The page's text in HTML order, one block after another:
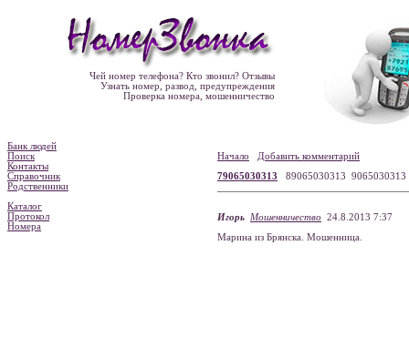
Чей номер телефона? Кто звонил? Отзывы
Узнать номер, развод, предупреждения
Проверка номера, мошенничество
Банк людей
Поиск
Контакты
Справочник
Родственники
Каталог
Протокол
Номера
Начало
Добавить комментарий
79065030313 89065030313
Игорь Мошенничество 24.8.2013 7:37
Марина из Брянска. Мошенница.